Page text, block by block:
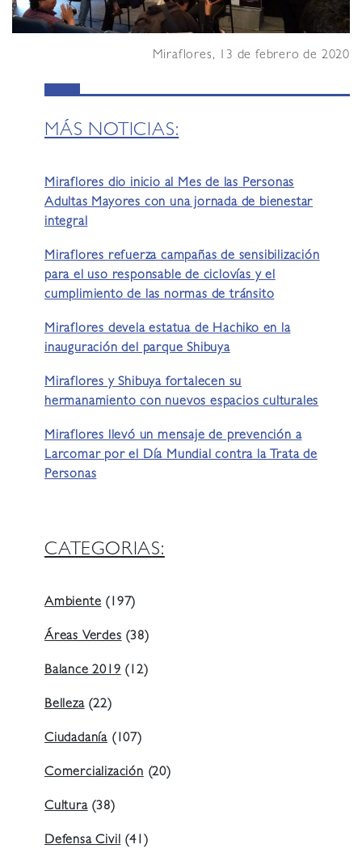
Miraflores, 13 de febrero de 2020
MÁS NOTICIAS:
Miraflores dio inicio al Mes de las Personas
Adultas Mayores con una jornada de bienestar
integral
Miraflores refuerza campañas de sensibilización
para el uso responsable de ciclovías y el
cumplimiento de las normas de tránsito
Miraflores devela estatua de Hachiko en la
inauguración del parque Shibuya
Miraflores y Shibuya fortalecen su
hermanamiento con nuevos espacios culturales
Miraflores llevó un mensaje de prevención a
Larcomar por el Día Mundial contra la Trata de
Personas
CATEGORIAS:
Ambiente (197)
Áreas Verdes (38)
Balance 2019 (12)
Belleza(22)
Ciudadanía (107)
Comercialización (20)
Cultura(38)
Defensa Civil (41)